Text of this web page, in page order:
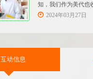
知，我们作为美代也
们客户验厂的通知邮
2024年03月27日
互动信息